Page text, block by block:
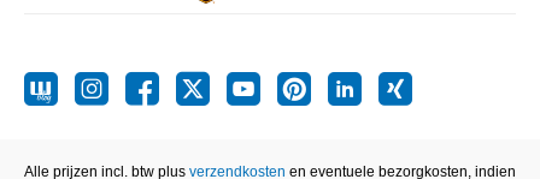
Alle prijzen incl. btw plus verzendkosten en eventuele bezorgkosten, indien